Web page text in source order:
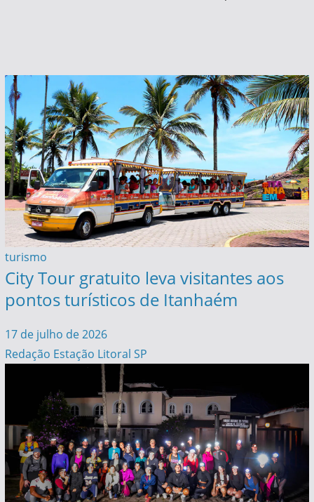
turismo
City Tour gratuito leva visitantes aos
pontos turísticos de Itanhaém
17 de julho de 2026
Redação Estação Litoral SP